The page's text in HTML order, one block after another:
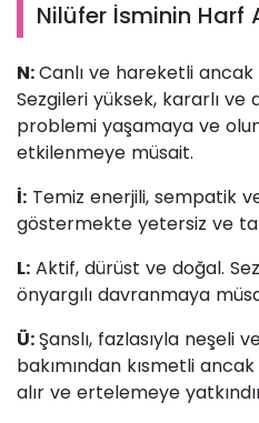
Nilüfer İsminin Harf
N:Canlı ve hareketli
Sezgileri yüksek, kararlı
problemi yaşamaya ve
etkilenmeye müsait.
İ: Temiz enerjili, sempatik
göstermekte yetersiz ve
L: Aktif, dürüst ve doğal.
önyargılı davranmaya
Ü:Şanslı, fazlasıyla neşeli
bakımından kısmetli
alır ve ertelemeye